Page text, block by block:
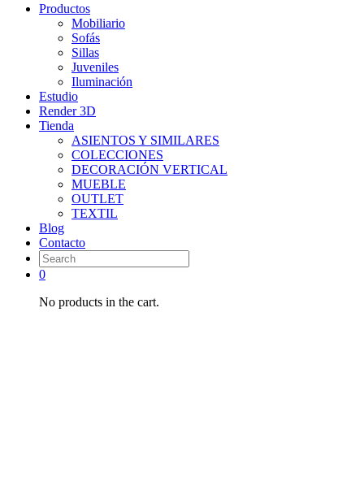
Productos
Mobiliario
Sofás
Sillas
Juveniles
Iluminación
Estudio
Render 3D
Tienda
ASIENTOS Y SIMILARES
COLECCIONES
DECORACIÓN VERTICAL
MUEBLE
OUTLET
TEXTIL
Blog
Contacto
0
No products in the cart.